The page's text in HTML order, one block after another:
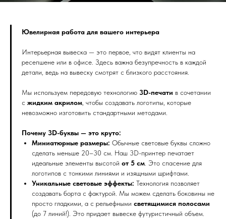
Ювелирная работа для вашего интерьера
Интерьерная вывеска — это первое, что видят клиенты на
ресепшене или в офисе. Здесь важна безупречность в каждой
детали, ведь на вывеску смотрят с близкого расстояния.
Мы используем передовую технологию 3D-печати в сочетании
с жидким акрилом , чтобы создавать логотипы, которые
невозможно изготовить стандартными методами.
Почему 3D-буквы — это круто:
Миниатюрные размеры: Обычные световые буквы сложно
сделать меньше 20–30 см. Наш 3D-принтер печатает
идеальные элементы высотой от 5 см . Это спасение для
логотипов с тонкими линиями и изящными шрифтами.
Уникальные световые эффекты: Технология позволяет
создавать борта с фактурой. Мы можем сделать боковины не
просто гладкими, а с рельефными светящимися полосами
(до 7 линий!). Это придает вывеске футуристичный объем.